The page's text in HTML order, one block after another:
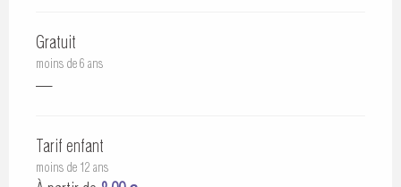
Gratuit
moins de 6 ans
—
Tarif enfant
moins de 12 ans